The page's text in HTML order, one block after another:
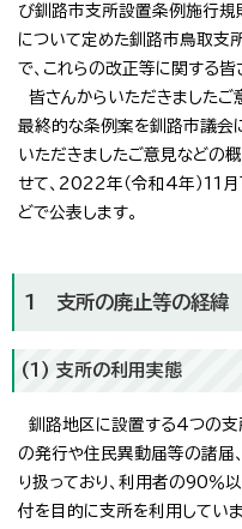
び釧路市支所設置条例施行規
について定めた釧路市鳥取支
で、これらの改正等に関する皆
皆さんからいただきましたご
最終的な条例案を釧路市議会
いただきましたご意見などの
せて、2022年（令和4年）11
どで公表します。
1 支所の廃止等の経緯
(1) 支所の利用実態
釧路地区に設置する4つの支
の発行や住民異動届等の諸届
り扱っており、利用者の90％
付を目的に支所を利用してい